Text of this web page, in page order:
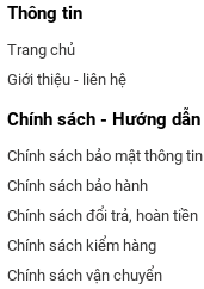
Thông tin
Trang chủ
Giới thiệu - liên hệ
Chính sách - Hướng dẫn
Chính sách bảo mật thông tin
Chính sách bảo hành
Chính sách đổi trả, hoàn tiền
Chính sách kiểm hàng
Chính sách vận chuyển